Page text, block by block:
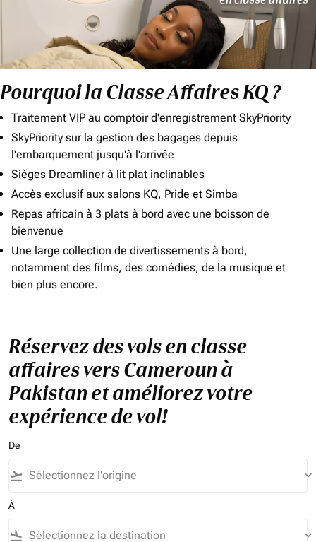
Pourquoi la Classe Affaires KQ ?
Traitement VIP au comptoir d'enregistrement SkyPriority
SkyPriority sur la gestion des bagages depuis
l'embarquement jusqu'à l'arrivée
Sièges Dreamliner à lit plat inclinables
Accès exclusif aux salons KQ, Pride et Simba
Repas africain à 3 plats à bord avec une boisson de
bienvenue
Une large collection de divertissements à bord,
notamment des films, des comédies, de la musique et
bien plus encore.
Réservez des vols en classe
affaires vers Cameroun à
Pakistan et améliorez votre
expérience de vol!
De
flight_takeoff keyboard_arrow_down
À
flight_land keyboard_arrow_down